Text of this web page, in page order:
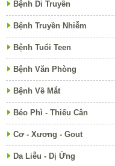
Bệnh Di Truyền
Bệnh Truyền Nhiễm
Bệnh Tuổi Teen
Bệnh Văn Phòng
Bệnh Về Mắt
Béo Phì - Thiếu Cân
Cơ - Xương - Gout
Da Liễu - Dị Ứng